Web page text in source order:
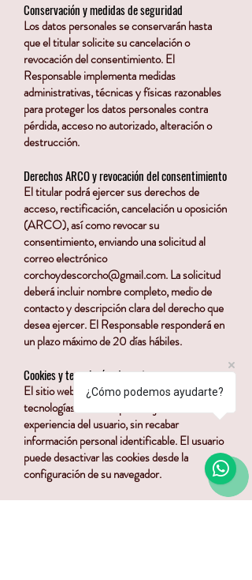
Conservación y medidas de seguridad
Los datos personales se conservarán hasta
que el titular solicite su cancelación o
revocación del consentimiento. El
Responsable implementa medidas
administrativas, técnicas y físicas razonables
para proteger los datos personales contra
pérdida, acceso no autorizado, alteración o
destrucción.
Derechos ARCO y revocación del consentimiento
El titular podrá ejercer sus derechos de
acceso, rectificación, cancelación u oposición
(ARCO), así como revocar su
consentimiento, enviando una solicitud al
correo electrónico
corchoydescorcho@gmail.com. La solicitud
deberá incluir nombre completo, medio de
contacto y descripción clara del derecho que
desea ejercer. El Responsable responderá en
un plazo máximo de 20 días hábiles.
Cookies y tecnologías de rastreo
El sitio web puede utilizar cookies y
tecnologías similares para mejorar la
experiencia del usuario, sin recabar
información personal identificable. El usuario
puede desactivar las cookies desde la
configuración de su navegador.
¿Cómo podemos ayudarte?